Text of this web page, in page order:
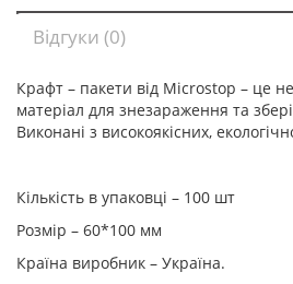
Відгуки (0)
Крафт – пакети від Microstop – це
матеріал для знезараження та
Виконані з високоякісних,
Кількість в упаковці – 100 шт
Розмір – 60*100 мм
Країна виробник – Україна.